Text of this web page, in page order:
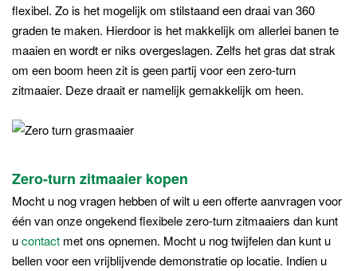
flexibel. Zo is het mogelijk om stilstaand een draai van 360
graden te maken. Hierdoor is het makkelijk om allerlei banen te
maaien en wordt er niks overgeslagen. Zelfs het gras dat strak
om een boom heen zit is geen partij voor een zero-turn
zitmaaier. Deze draait er namelijk gemakkelijk om heen.
Zero-turn zitmaaier kopen
Mocht u nog vragen hebben of wilt u een offerte aanvragen voor
één van onze ongekend flexibele zero-turn zitmaaiers dan kunt
ucontact met ons opnemen. Mocht u nog twijfelen dan kunt u
bellen voor een vrijblijvende demonstratie op locatie. Indien u